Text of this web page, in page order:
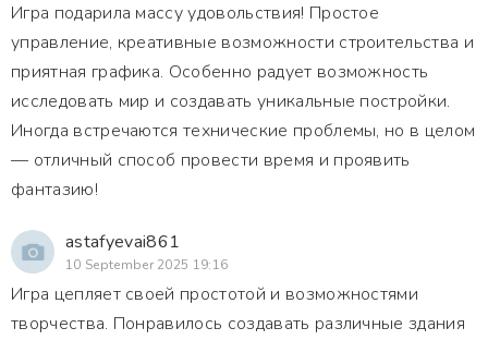
Игра подарила массу удовольствия! Простое
управление, креативные возможности строительства и
приятная графика. Особенно радует возможность
исследовать мир и создавать уникальные постройки.
Иногда встречаются технические проблемы, но в целом
— отличный способ провести время и проявить
фантазию!
astafyevai861
10 September 2025 19:16
Игра цепляет своей простотой и возможностями
творчества. Понравилось создавать различные здания